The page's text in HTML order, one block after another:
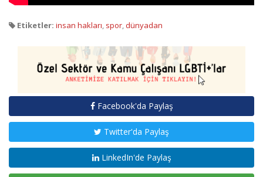
Etiketler: insan hakları spor dünyadan
Facebook'da Paylaş
Twitter'da Paylaş
LinkedIn'de Paylaş